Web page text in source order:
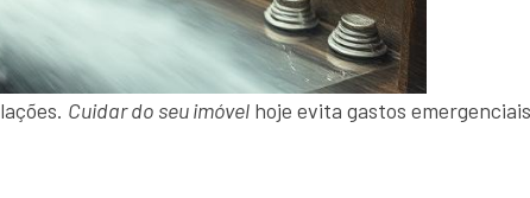
Cuidar do seu imóvel hoje evita gastos